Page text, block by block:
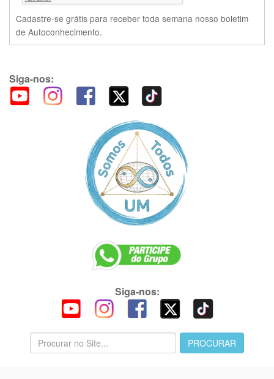
Cadastre-se grátis para receber toda semana nosso boletim
de Autoconhecimento.
Siga-nos:
Siga-nos: